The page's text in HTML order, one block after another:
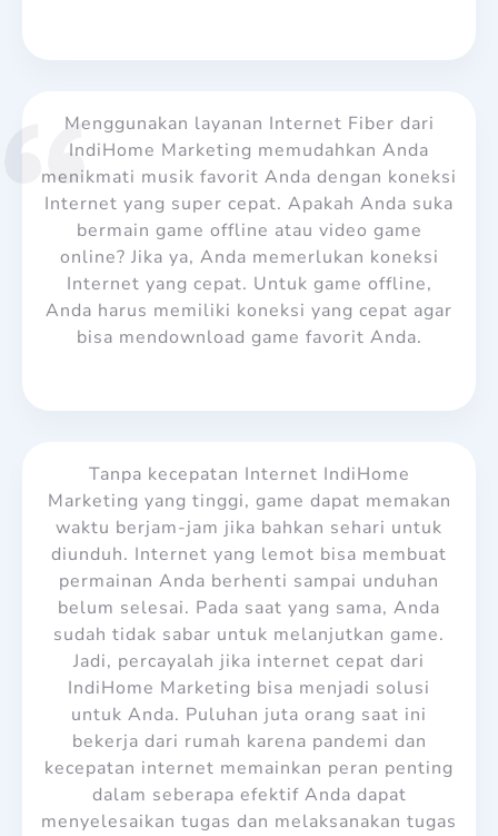
Menggunakan layanan Internet Fiber dari
IndiHome Marketing memudahkan Anda
menikmati musik favorit Anda dengan koneksi
Internet yang super cepat. Apakah Anda suka
bermain game offline atau video game
online? Jika ya, Anda memerlukan koneksi
Internet yang cepat. Untuk game offline,
Anda harus memiliki koneksi yang cepat agar
bisa mendownload game favorit Anda.
Tanpa kecepatan Internet IndiHome
Marketing yang tinggi, game dapat memakan
waktu berjam-jam jika bahkan sehari untuk
diunduh. Internet yang lemot bisa membuat
permainan Anda berhenti sampai unduhan
belum selesai. Pada saat yang sama, Anda
sudah tidak sabar untuk melanjutkan game.
Jadi, percayalah jika internet cepat dari
IndiHome Marketing bisa menjadi solusi
untuk Anda. Puluhan juta orang saat ini
bekerja dari rumah karena pandemi dan
kecepatan internet memainkan peran penting
dalam seberapa efektif Anda dapat
menyelesaikan tugas dan melaksanakan tugas